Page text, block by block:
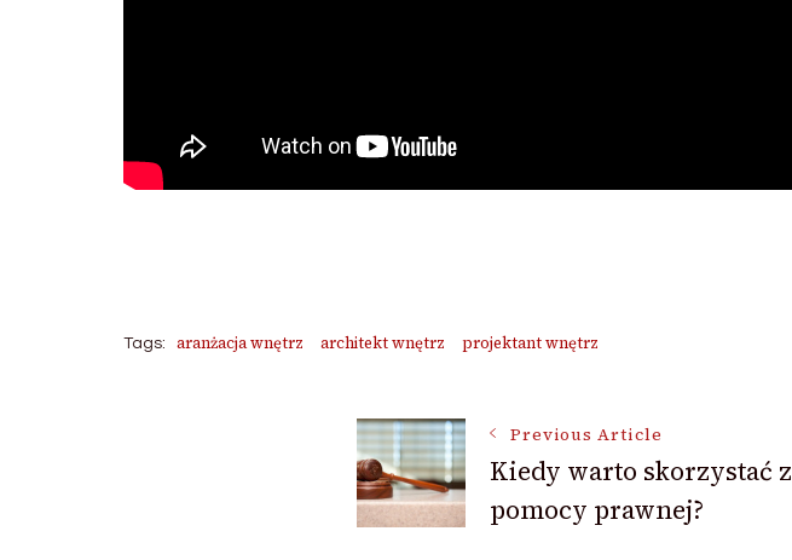
Tags: aranżacja wnętrz architekt wnętrz projektant wnętrz
Post
Navigation
Previous Article
Kiedy warto skorzystać z
pomocy prawnej?